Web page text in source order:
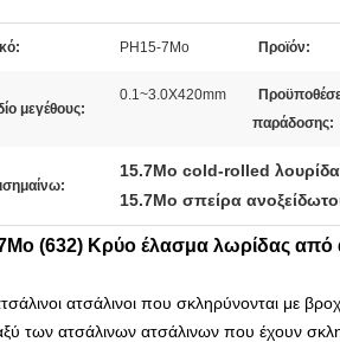
PH15-7Mo Προϊόν:
μεγέθους:
0.1~3.0X420mm
παράδοσης:
15.7Mo cold-rolled
15.7Mo σπείρα
(632) Κρύο έλασμα λωρίδας από
ατσάλινοι που σκληρύνονται με
των ατσάλινων ατσάλινων που έχουν